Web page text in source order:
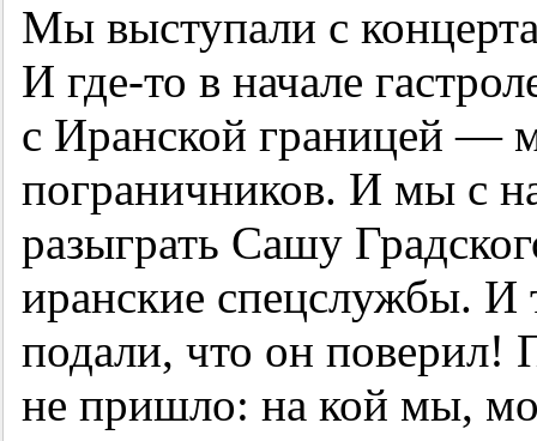
Мы выступали с
И где-то в начале
с Иранской границей —
пограничников. И мы с
разыграть Сашу
иранские спецслужбы. И
подали, что он поверил!
не пришло: на кой мы,